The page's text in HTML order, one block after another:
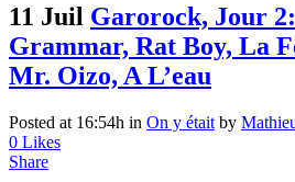
11 Juil Garorock, Jour
Grammar, Rat Boy, La
Mr. Oizo, A L’eau
Posted at 16:54h in On y était by
0 Likes
Share